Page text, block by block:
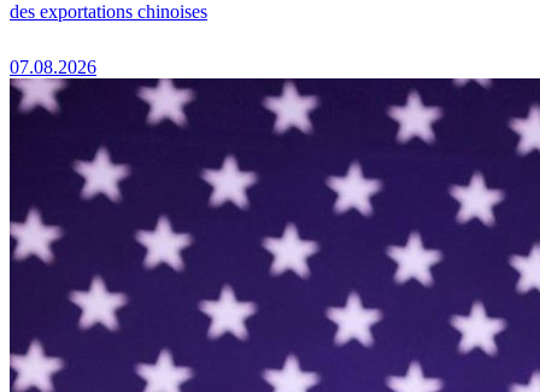
des exportations chinoises
07.08.2026